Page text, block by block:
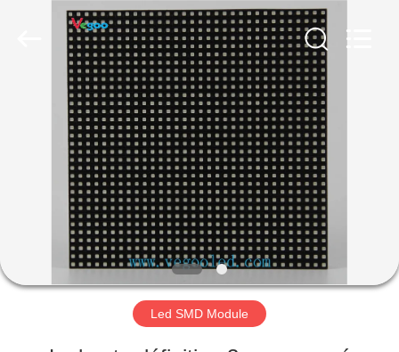
MAISON
PRODUITS
VIDÉOS
Led SMD Module